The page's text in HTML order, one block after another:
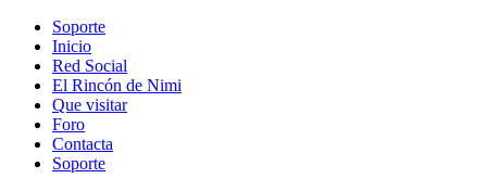
Soporte
Inicio
Red Social
El Rincón de Nimi
Que visitar
Foro
Contacta
Soporte